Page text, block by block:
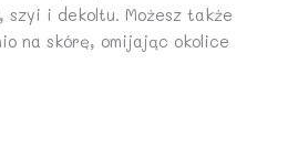
i dekoltu. Możesz także
na skórę, omijając okolice